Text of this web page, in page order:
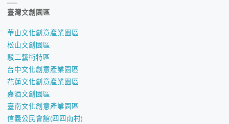
臺灣文創園區
華山文化創意產業園區
松山文創園區
駁二藝術特區
台中文化創意產業園區
花蓮文化創意產業園區
嘉酒文創園區
臺南文化創意產業園區
信義公民會館(四四南村)